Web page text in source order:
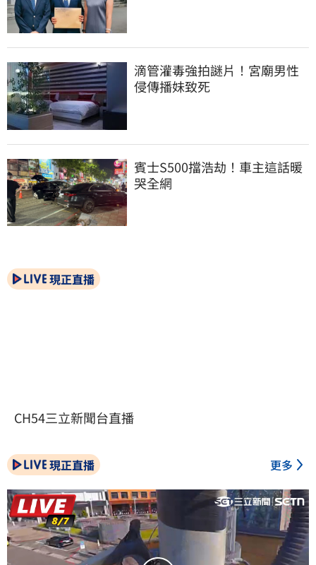
滴管灌毒強拍謎片！宮廟男性
侵傳播妹致死
賓士S500擋浩劫！車主這話暖
哭全網
現正直播
CH54三立新聞台直播
現正直播 更多